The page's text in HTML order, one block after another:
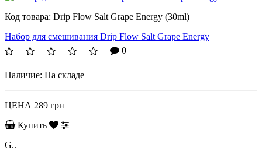
Код товара: Drip Flow Salt Grape Energy (30ml)
Набор для смешивания Drip Flow Salt Grape Energy
0
Наличие: На складе
ЦЕНА 289 грн
Купить
G..